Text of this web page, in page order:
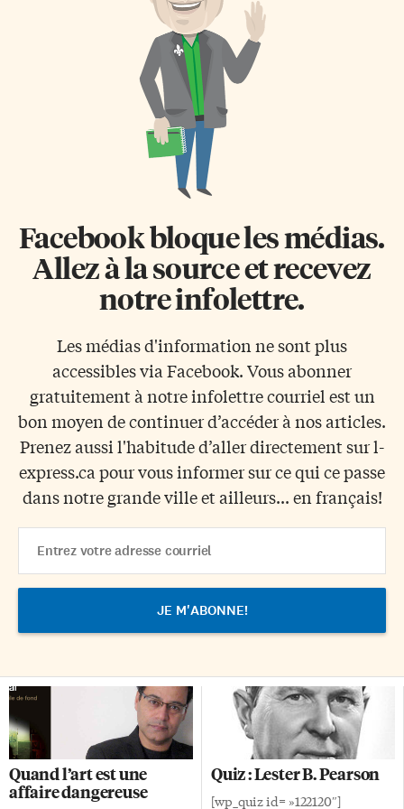
Toronto. Pour rappel, ils étaient
200 l’année passée. Une
participation importante qui
d’aujourd’hui a à coeur de
savoir écrire sans faute. Des
suivant les différentes étapes de
la vie de Pablo Picasso (1881-
1973) et celles de l’histoire,
l’exposition explore l’étroite
relation qui existe entre le […]
Facebook bloque les médias.
Allez à la source et recevez
notre infolettre.
Les médias d'information ne sont plus
accessibles via Facebook. Vous abonner
gratuitement à notre infolettre courriel est un
bon moyen de continuer d’accéder à nos articles.
Prenez aussi l'habitude d’aller directement sur l-
express.ca pour vous informer sur ce qui ce passe
dans notre grande ville et ailleurs... en français!
Address
Quand l’art est une
affaire dangereuse
Quiz : Lester B. Pearson
[wp_quiz id= »122120″]